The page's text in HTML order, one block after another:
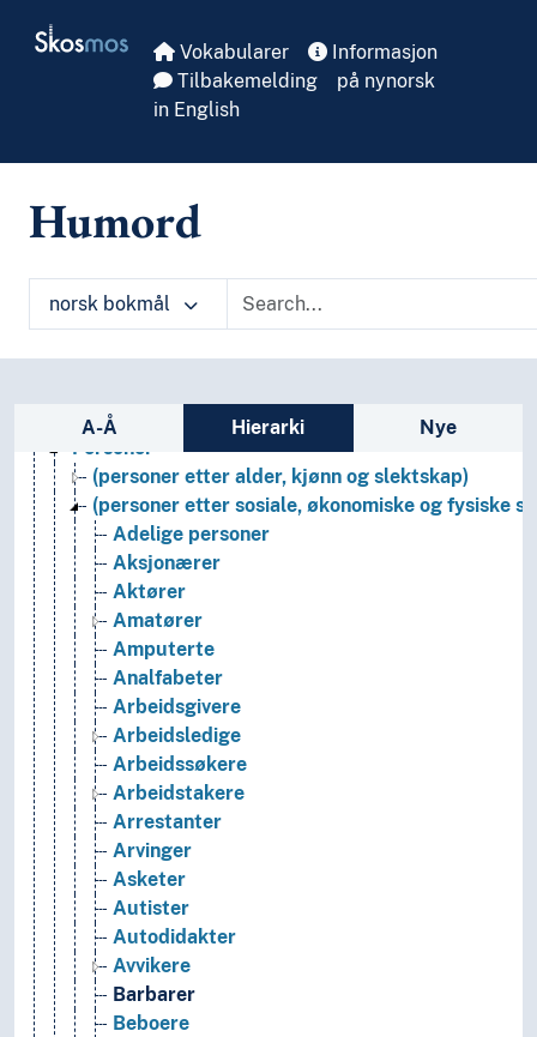
Skosmos Vokabularer
Informasjon
Tilbakemelding
på nynorsk
in English
Humord
norsk bokmål
Sidefelt: navigér i vokabularet på ulike
A-Å Hierarki Nye
Fritid og sport
Geografiske navn og historiske stedsnavn
Historie og historiefaget
Informatikk og informasjonsteknologi
Kulturkunnskap
Kunst
Lingvistikk
Litteratur
Navn (Fiktive personer, guder, gjenstander, funn
Personer
(personer etter alder, kjønn og slektskap)
(personer etter sosiale, økonomiske og fysiske
Adelige personer
Aksjonærer
Aktører
Amatører
Amputerte
Analfabeter
Arbeidsgivere
Arbeidsledige
Arbeidssøkere
Arbeidstakere
Arrestanter
Arvinger
Asketer
Autister
Autodidakter
Avvikere
Barbarer
Beboere